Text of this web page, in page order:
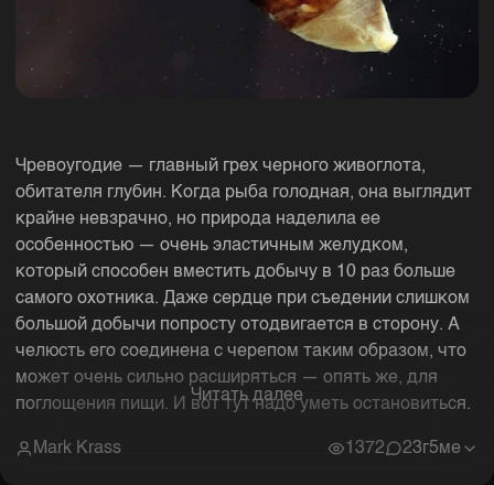
Чревоугодие — главный грех черного живоглота,
обитателя глубин. Когда рыба голодная, она выглядит
крайне невзрачно, но природа наделила ее
особенностью — очень эластичным желудком,
который способен вместить добычу в 10 раз больше
самого охотника. Даже сердце при съедении слишком
большой добычи попросту отодвигается в сторону. А
челюсть его соединена с черепом таким образом, что
может очень сильно расширяться — опять же, для
поглощения пищи. И вот тут надо уметь остановиться.
Читать далее
Mark Krass 1372 23г5ме